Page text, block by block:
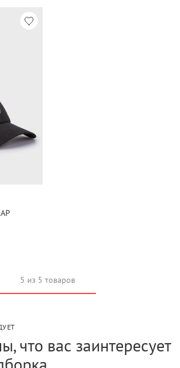
5 из 5 товаров
что вас заинтересует